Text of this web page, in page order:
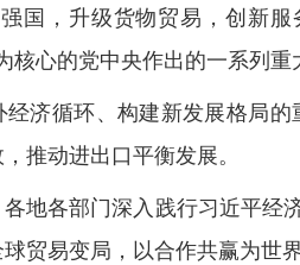
国，升级货物贸易，创新
心的党中央作出的一系列重
经济循环、构建新发展格局
推动进出口平衡发展。
地各部门深入践行习近平经
贸易变局，以合作共赢为世